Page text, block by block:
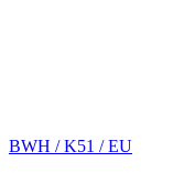
BWH / K51 / EU